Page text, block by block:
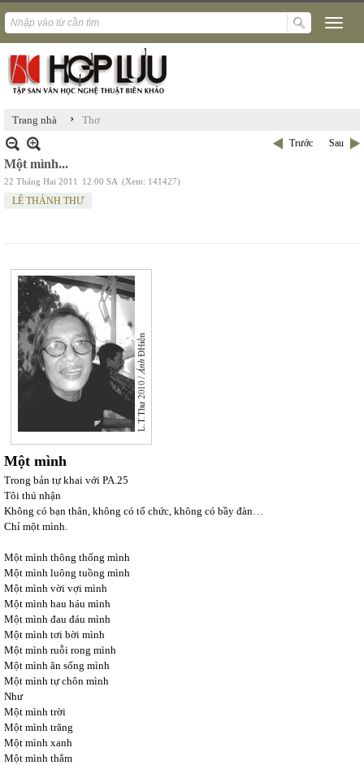
Trang nhà › Thơ
Trước Sau
Một mình...
22 Tháng Hai 2011 12:00 SA (Xem: 141427)
LÊ THÁNH THƯ
Một mình
Trong bản tự khai với PA.25
Tôi thú nhận
Không có bạn thân, không có tổ chức, không có bầy đàn…
Chỉ một mình.
Một mình thông thống mình
Một mình luông tuồng mình
Một mình vời vợi mình
Một mình hau háu mình
Một mình đau đáu mình
Một mình tơi bời mình
Một mình ruỗi rong mình
Một mình ăn sống mình
Một mình tự chôn mình
Như
Một mình trời
Một mình trăng
Một mình xanh
Một mình thẳm